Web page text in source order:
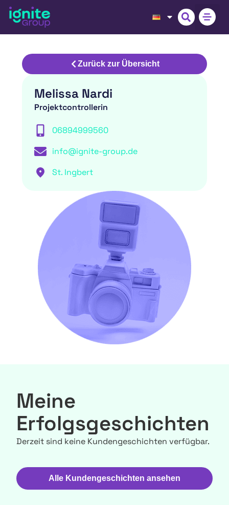
Zurück zur Übersicht
Melissa Nardi
Projektcontrollerin
06894999560
info@ignite-group.de
St. Ingbert
Meine
Erfolgsgeschichten
Derzeit sind keine Kundengeschichten verfügbar.
Alle Kundengeschichten ansehen